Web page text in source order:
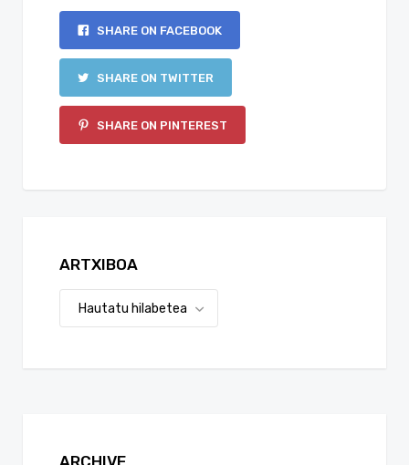
SHARE ON FACEBOOK
SHARE ON TWITTER
SHARE ON PINTEREST
ARTXIBOA
ARCHIVE